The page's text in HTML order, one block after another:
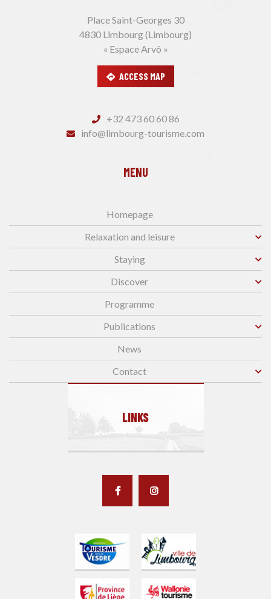
Place Saint-Georges 30
4830 Limbourg (Limbourg)
« Espace Arvô »
ACCESS MAP
+32 473 60 60 86
info@limbourg-tourisme.com
MENU
Homepage
Relaxation and leisure
Staying
Discover
Programme
Publications
News
Contact
LINKS